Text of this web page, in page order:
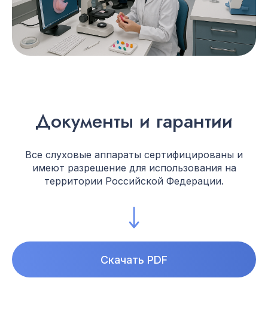
Документы и гарантии
Все слуховые аппараты сертифицированы и
имеют разрешение для использования на
территории Российской Федерации.
Скачать PDF